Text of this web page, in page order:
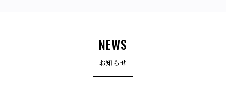
NEWS
お知らせ